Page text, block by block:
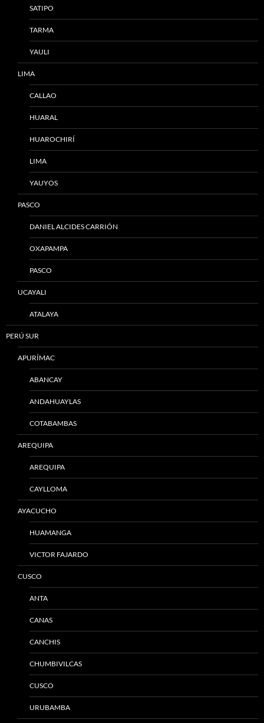
SATIPO
TARMA
YAULI
LIMA
CALLAO
HUARAL
HUAROCHIRÍ
LIMA
YAUYOS
PASCO
DANIEL ALCIDES CARRIÓN
OXAPAMPA
PASCO
UCAYALI
ATALAYA
PERÚ SUR
APURÍMAC
ABANCAY
ANDAHUAYLAS
COTABAMBAS
AREQUIPA
AREQUIPA
CAYLLOMA
AYACUCHO
HUAMANGA
VICTOR FAJARDO
CUSCO
ANTA
CANAS
CANCHIS
CHUMBIVILCAS
CUSCO
URUBAMBA